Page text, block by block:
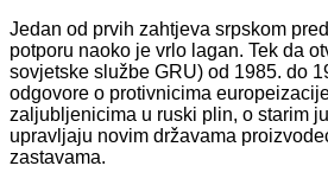
Jedan od prvih zahtjeva srpskom
potporu naoko je vrlo lagan. Tek da
sovjetske službe GRU) od 1985. do
odgovore o protivnicima
zaljubljenicima u ruski plin, o starim
upravljaju novim državama
zastavama.